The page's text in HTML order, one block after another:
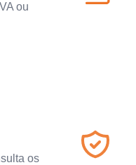
ou
os